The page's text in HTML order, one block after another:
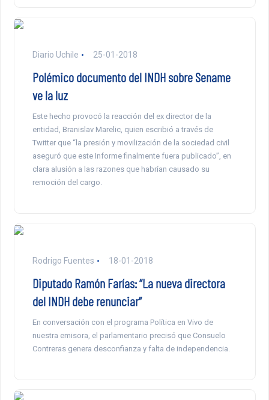
Diario Uchile 25-01-2018
Polémico documento del INDH sobre Sename
ve la luz
Este hecho provocó la reacción del ex director de la
entidad, Branislav Marelic, quien escribió a través de
Twitter que “la presión y movilización de la sociedad civil
aseguró que este Informe finalmente fuera publicado”, en
clara alusión a las razones que habrían causado su
remoción del cargo.
Rodrigo Fuentes 18-01-2018
Diputado Ramón Farías: “La nueva directora
del INDH debe renunciar”
En conversación con el programa Política en Vivo de
nuestra emisora, el parlamentario precisó que Consuelo
Contreras genera desconfianza y falta de independencia.